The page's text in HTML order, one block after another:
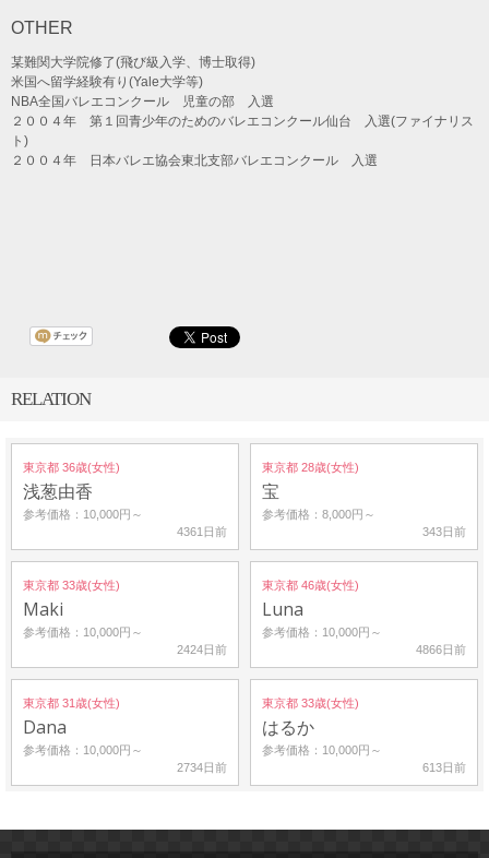
OTHER
某難関大学院修了(飛び級入学、博士取得)
米国へ留学経験有り(Yale大学等)
NBA全国バレエコンクール 児童の部 入選
２００４年 第１回青少年のためのバレエコンクール仙台 入選(ファイナリス
ト)
２００４年 日本バレエ協会東北支部バレエコンクール 入選
RELATION
東京都 36歳(女性)
浅葱由香
参考価格：10,000円～
4361日前
東京都 28歳(女性)
宝
参考価格：8,000円～
343日前
東京都 33歳(女性)
Maki
参考価格：10,000円～
2424日前
東京都 46歳(女性)
Luna
参考価格：10,000円～
4866日前
東京都 31歳(女性)
Dana
参考価格：10,000円～
2734日前
東京都 33歳(女性)
はるか
参考価格：10,000円～
613日前